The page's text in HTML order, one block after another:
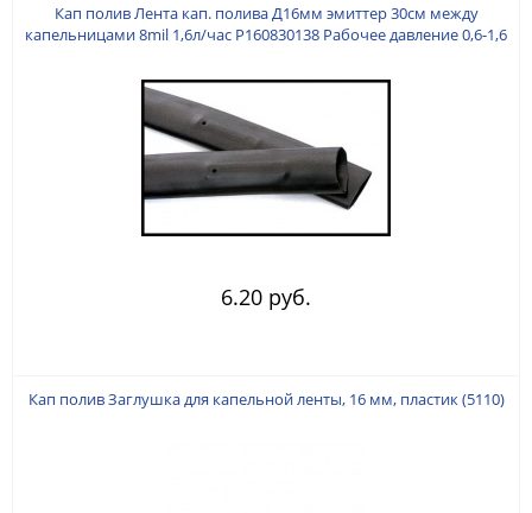
Кап полив Лента кап. полива Д16мм эмиттер 30см между
капельницами 8mil 1,6л/час Р160830138 Рабочее давление 0,6-1,6
6.20 руб.
Кап полив Заглушка для капельной ленты, 16 мм, пластик (5110)